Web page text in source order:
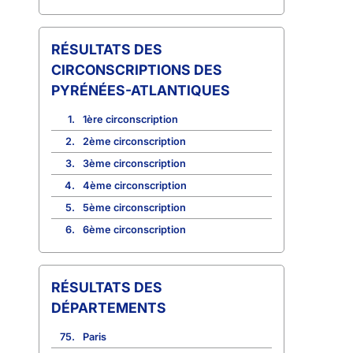
CIRCONSCRIPTIONS DES
PYRÉNÉES-ATLANTIQUES
1.
1ère circonscription
2.
2ème circonscription
3.
3ème circonscription
4.
4ème circonscription
5.
5ème circonscription
6.
6ème circonscription
RÉSULTATS DES
DÉPARTEMENTS
75.
Paris